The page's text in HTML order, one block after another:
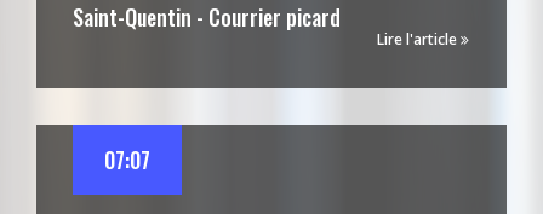
Saint-Quentin - Courrier picard
Lire l'article
07:07